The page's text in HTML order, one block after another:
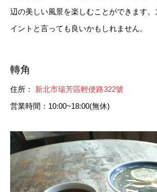
辺の美しい風景を楽しむことができます
イントと言っても良いかもしれません。
轉角
住所： 新北市瑞芳區輕便路322號
営業時間：10:00~18:00(無休)